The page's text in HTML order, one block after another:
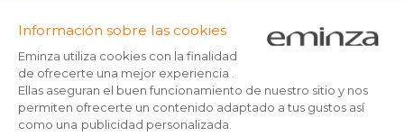
rectangular de franela de
algodón (50 x 80 cm) Nina
Terracotta
2)
-7% 12, 99 13,99
Añadir a la cesta
de algodón (280 x 240 cm)
Nina Terracotta
En existencias
-20%